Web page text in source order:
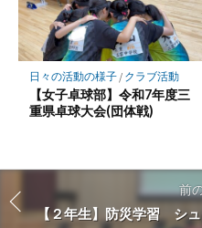
日々の活動の様子/ クラブ活動
【女子卓球部】令和7年度三
重県卓球大会(団体戦)
前
【２年生】防災学習 シ